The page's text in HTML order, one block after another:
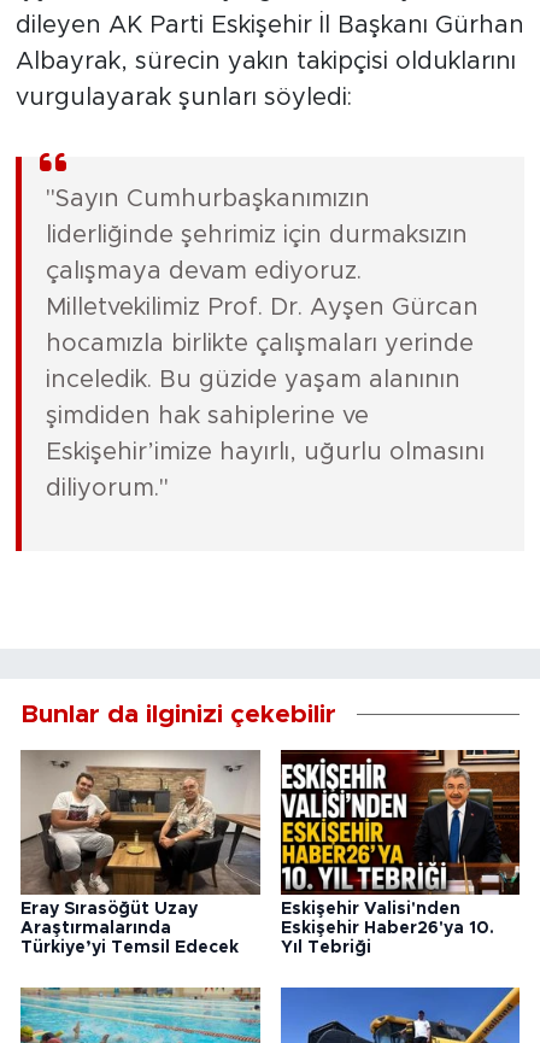
dileyen AK Parti Eskişehir İl Başkanı Gürhan
Albayrak, sürecin yakın takipçisi olduklarını
vurgulayarak şunları söyledi:
"Sayın Cumhurbaşkanımızın
liderliğinde şehrimiz için durmaksızın
çalışmaya devam ediyoruz.
Milletvekilimiz Prof. Dr. Ayşen Gürcan
hocamızla birlikte çalışmaları yerinde
inceledik. Bu güzide yaşam alanının
şimdiden hak sahiplerine ve
Eskişehir’imize hayırlı, uğurlu olmasını
diliyorum."
Bunlar da ilginizi çekebilir
Eray Sırasöğüt Uzay
Araştırmalarında
Türkiye’yi Temsil Edecek
Eskişehir Valisi'nden
Eskişehir Haber26'ya 10.
Yıl Tebriği